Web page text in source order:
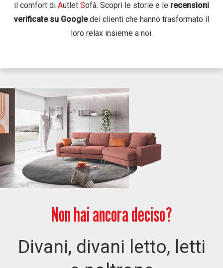
il comfort di Autlet Sofà. Scopri le storie e le recensioni
verificate su Googledei clienti che hanno trasformato il
loro relax insieme a noi.
Non hai ancora deciso?
Divani, divani letto, letti